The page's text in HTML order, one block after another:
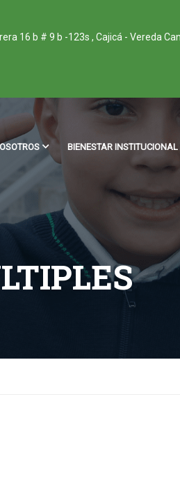
16 b # 9 b -123s , Cajicá - Vereda
BIENESTAR INSTITUCIONAL